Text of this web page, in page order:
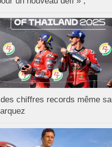
chiffres records même